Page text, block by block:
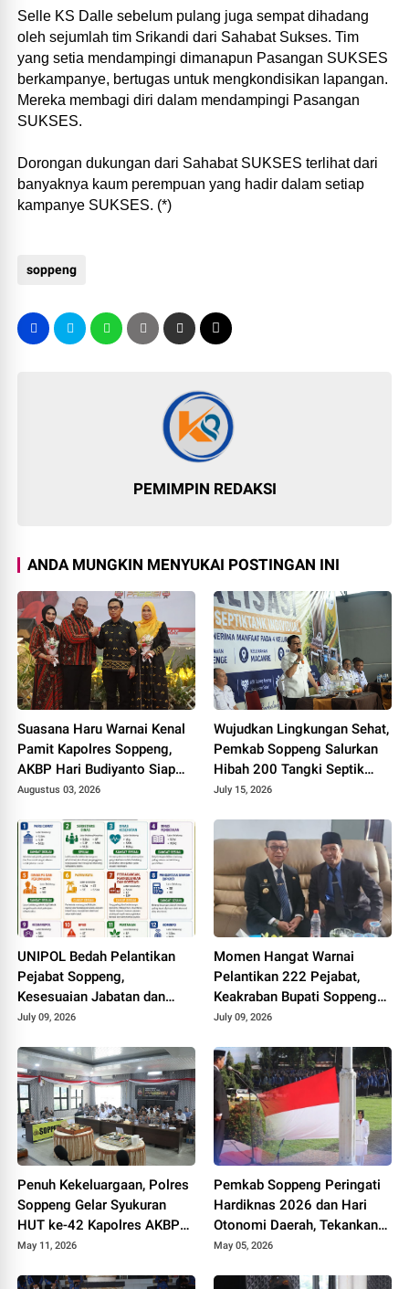
Selle KS Dalle sebelum pulang juga sempat dihadang
oleh sejumlah tim Srikandi dari Sahabat Sukses. Tim
yang setia mendampingi dimanapun Pasangan SUKSES
berkampanye, bertugas untuk mengkondisikan lapangan.
Mereka membagi diri dalam mendampingi Pasangan
SUKSES.
Dorongan dukungan dari Sahabat SUKSES terlihat dari
banyaknya kaum perempuan yang hadir dalam setiap
kampanye SUKSES. (*)
soppeng
PEMIMPIN REDAKSI
ANDA MUNGKIN MENYUKAI POSTINGAN INI
Suasana Haru Warnai Kenal
Pamit Kapolres Soppeng,
AKBP Hari Budiyanto Siap
Lanjutkan Sinergi untuk
Augustus 03, 2026
Wujudkan Lingkungan Sehat,
Pemkab Soppeng Salurkan
Hibah 200 Tangki Septik
untuk Warga
July 15, 2026
UNIPOL Bedah Pelantikan
Pejabat Soppeng,
Kesesuaian Jabatan dan
Disiplin Ilmu Capai 70–75
July 09, 2026
Momen Hangat Warnai
Pelantikan 222 Pejabat,
Keakraban Bupati Soppeng
dan Kepala Kemenag Curi
July 09, 2026
Penuh Kekeluargaan, Polres
Soppeng Gelar Syukuran
HUT ke-42 Kapolres AKBP
Aditya Pradana
May 11, 2026
Pemkab Soppeng Peringati
Hardiknas 2026 dan Hari
Otonomi Daerah, Tekankan
Kolaborasi dan Peningkatan
May 05, 2026